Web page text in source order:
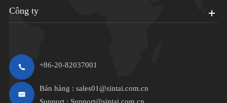
Công ty
+86-20-82037001
Bán hàng : sales01@sintai.com.cn